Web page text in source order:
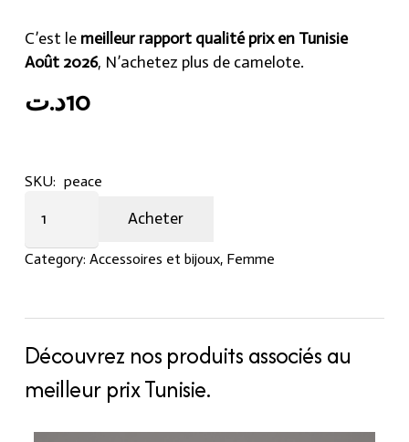
C’est le meilleur rapport qualité prix en Tunisie
Août 2026, N’achetez plus de camelote.
10د.ت
SKU: peace
Hand
made
quantity
Acheter
Category: Accessoires et bijoux, Femme
Découvrez nos produits associés au
meilleur prix Tunisie.